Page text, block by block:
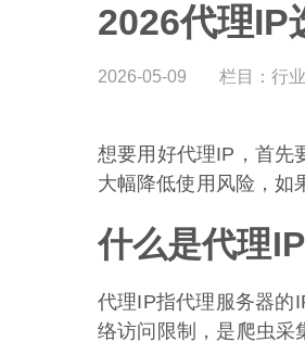
2026代理IP
2026-05-09 栏目： 行
想要用好代理IP，首先
大幅降低使用风险，如
什么是代理
代理IP指代理服务器的
络访问限制，是爬虫采